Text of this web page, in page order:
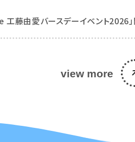
藤由愛バースデーイベント2026」
view more